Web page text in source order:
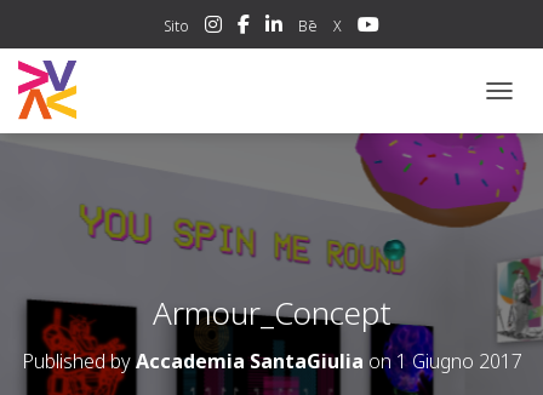
Sito Bē X
Armour_Concept
Published byAccademia SantaGiulia on 1 Giugno 2017